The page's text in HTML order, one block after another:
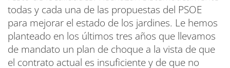
todas y cada una de las propuestas del PSOE
para mejorar el estado de los jardines. Le hemos
planteado en los últimos tres años que llevamos
de mandato un plan de choque a la vista de que
el contrato actual es insuficiente y de que no